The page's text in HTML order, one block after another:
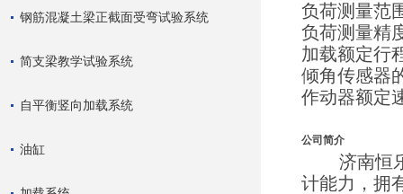
钢筋混凝土梁正截面受弯试验系统
简支梁教学试验系统
自平衡竖向加载系统
油缸
负荷测量范
负荷测量精
加载额定行
倾角传感器
作动器额定
公司简介
济南恒乐
计能力，拥